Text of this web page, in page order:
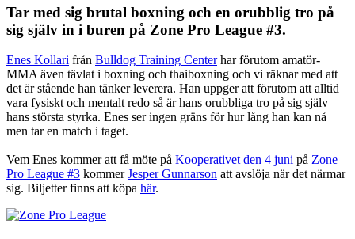
Tar med sig brutal boxning och en orubblig tro på
sig själv in i buren på Zone Pro League #3.
Enes Kollari från Bulldog Training Centerhar förutom amatör-
MMA även tävlat i boxning och thaiboxning och vi räknar med att
det är stående han tänker leverera. Han uppger att förutom att alltid
vara fysiskt och mentalt redo så är hans orubbliga tro på sig själv
hans största styrka. Enes ser ingen gräns för hur lång han kan nå
men tar en match i taget.
Vem Enes kommer att få möte på Kooperativet den 4 juni på Zone
Pro League #3 kommerJesper Gunnarson att avslöja när det närmar
sig. Biljetter finns att köpa här.